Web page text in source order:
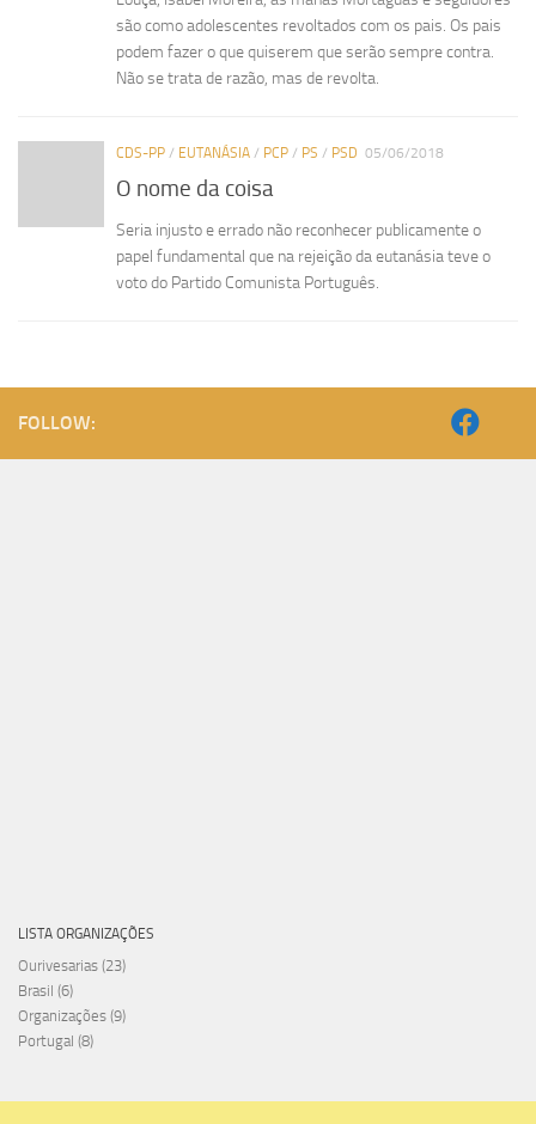
são como adolescentes revoltados com os pais. Os pais
podem fazer o que quiserem que serão sempre contra.
Não se trata de razão, mas de revolta.
CDS-PP / EUTANÁSIA / PCP / PS / PSD 05/06/2018
O nome da coisa
Seria injusto e errado não reconhecer publicamente o
papel fundamental que na rejeição da eutanásia teve o
voto do Partido Comunista Português.
FOLLOW:
LISTA ORGANIZAÇÕES
Ourivesarias (23)
Brasil (6)
Organizações (9)
Portugal (8)